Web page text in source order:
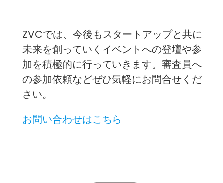
ZVCでは、今後もスタートアップと共に
未来を創っていくイベントへの登壇や参
加を積極的に行っていきます。審査員へ
の参加依頼などぜひ気軽にお問合せくだ
さい。
お問い合わせはこちら